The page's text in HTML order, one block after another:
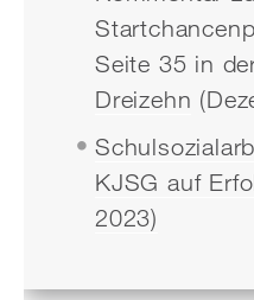
Seite 35 in
Dreizehn
KJSG auf
2023)